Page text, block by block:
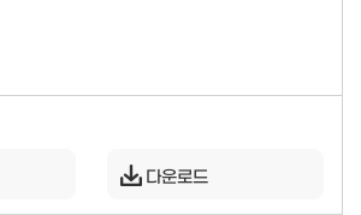
다운로드